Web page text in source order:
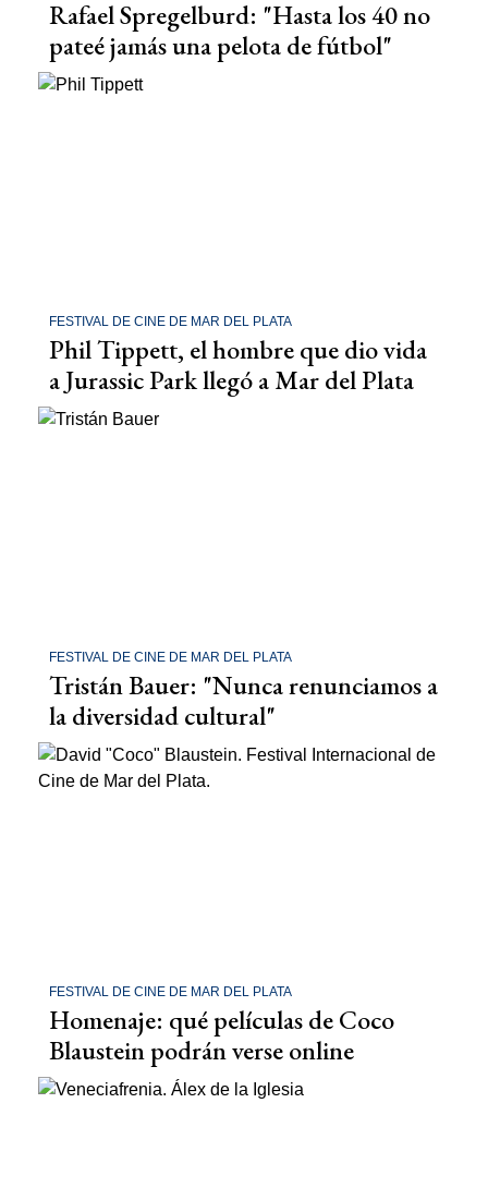
Rafael Spregelburd: "Hasta los 40 no
pateé jamás una pelota de fútbol"
FESTIVAL DE CINE DE MAR DEL PLATA
Phil Tippett, el hombre que dio vida
a Jurassic Park llegó a Mar del Plata
FESTIVAL DE CINE DE MAR DEL PLATA
Tristán Bauer: "Nunca renunciamos a
la diversidad cultural"
FESTIVAL DE CINE DE MAR DEL PLATA
Homenaje: qué películas de Coco
Blaustein podrán verse online